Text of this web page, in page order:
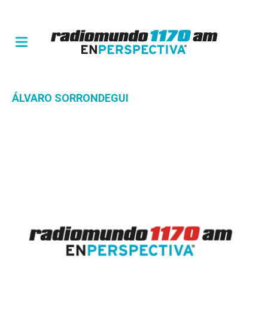
ÁLVARO SORRONDEGUI